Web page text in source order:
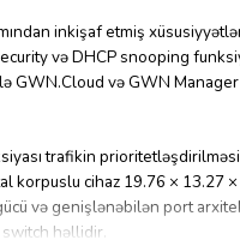
inkişaf etmiş
və DHCP snooping
GWN.Cloud və GWN
trafikin
korpuslu cihaz 19.76 × 13.27
və genişlənəbilən port
həllidir.